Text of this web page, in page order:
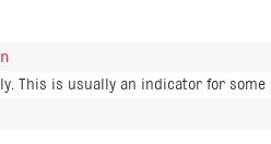
This is usually an indicator for